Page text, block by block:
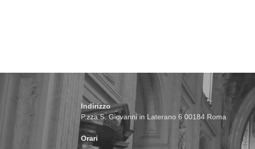
Indirizzo
P.zza S. Giovanni in Laterano 6 00184 Roma
Orari